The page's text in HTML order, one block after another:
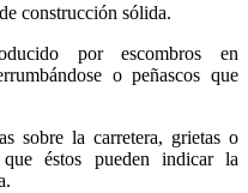
construcción sólida.
por escombros en
o peñascos que
sobre la carretera, grietas o
éstos pueden indicar la